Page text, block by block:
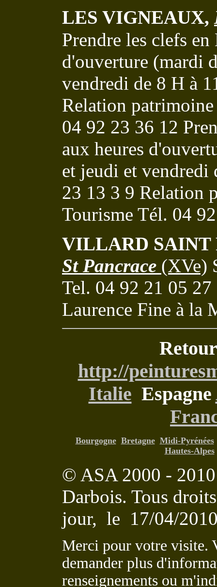
LES VIGNEAUX,
Prendre les clefs
d'ouverture (mardi
vendredi de 8 H à
Relation
04 92 23 36 12
aux heures
et jeudi et vendredi
23 13 3 9 Relation
Tourisme Tél. 04
VILLARD SAINT
St Pancrace (XVe)
Tel. 04 92 21 05 27
Laurence Fine à la
http://
Italie Espagne
Bourgogne Bretagne Midi-Pyrénées
Hautes-Alpes
© ASA 2000 - 2010
Darbois. Tous
jour, le 17/04/
Merci pour votre visite.
demander plus
renseignements ou